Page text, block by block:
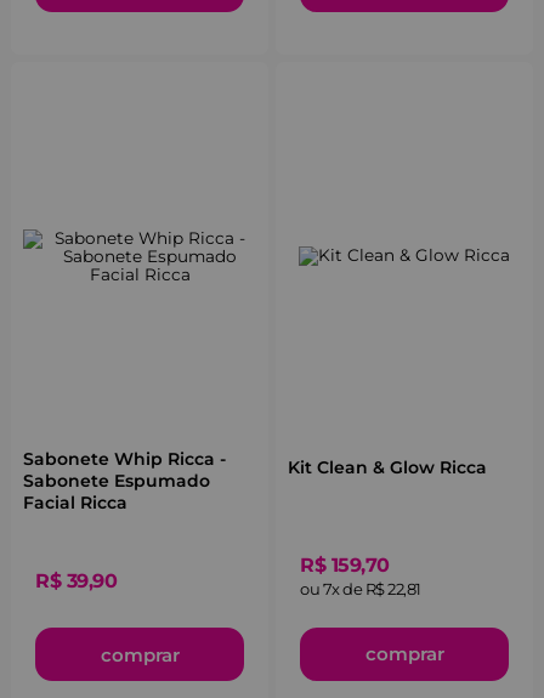
Sabonete Whip Ricca -
Sabonete Espumado
Facial Ricca
R$ 39,90
comprar
Kit Clean & Glow Ricca
R$ 159,70
ou7x deR$22,81
comprar